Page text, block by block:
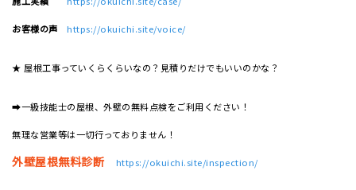
お客様の声 https://okuichi.site/voice/
★ 屋根工事っていくらくらいなの？見積りだけでもいいのかな？
➡一級技能士の屋根、外壁の無料点検をご利用ください！
無理な営業等は一切行っておりません！
外壁屋根無料診断 https://okuichi.site/inspection/